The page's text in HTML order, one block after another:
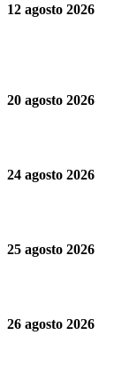
12 agosto 2026
20 agosto 2026
24 agosto 2026
25 agosto 2026
26 agosto 2026